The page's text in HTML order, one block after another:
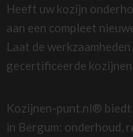
Heeft uw kozijn
aan een compleet
Laat de
gecertificeerde
Kozijnen-punt.nl® biedt
in Bergum: onderhoud,